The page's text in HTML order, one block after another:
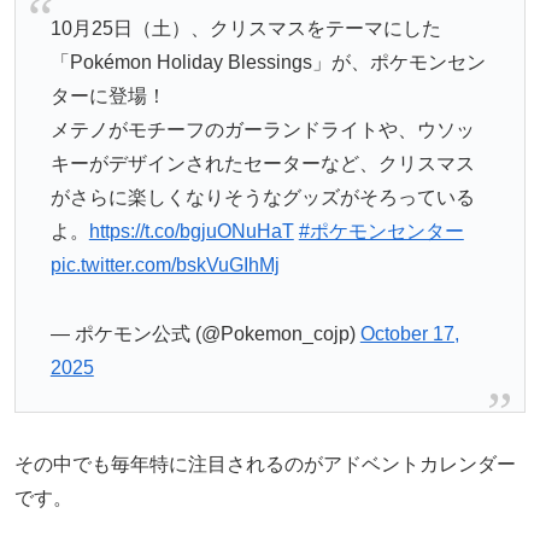
10月25日（土）、クリスマスをテーマにした
「Pokémon Holiday Blessings」が、ポケモンセン
ターに登場！
メテノがモチーフのガーランドライトや、ウソッ
キーがデザインされたセーターなど、クリスマス
がさらに楽しくなりそうなグッズがそろっている
よ。
https://t.co/bgjuONuHaT #ポケモンセンター
pic.twitter.com/bskVuGIhMj
— ポケモン公式 (@Pokemon_cojp) October 17,
2025
その中でも毎年特に注目されるのがアドベントカレンダー
です。